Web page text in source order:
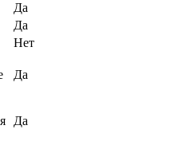
Да
Да
Нет
Да
Да